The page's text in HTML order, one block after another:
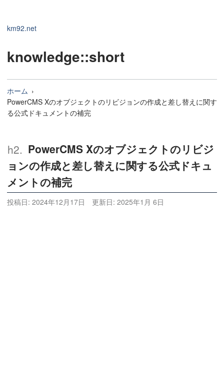
km92.net
knowledge::short
ホーム
PowerCMS Xのオブジェクトのリビジョンの作成と差し替えに関す
る公式ドキュメントの補完
PowerCMS Xのオブジェクトのリビジ
ョンの作成と差し替えに関する公式ドキュ
メントの補完
投稿日: 2024年12月17日 更新日: 2025年1月 6日